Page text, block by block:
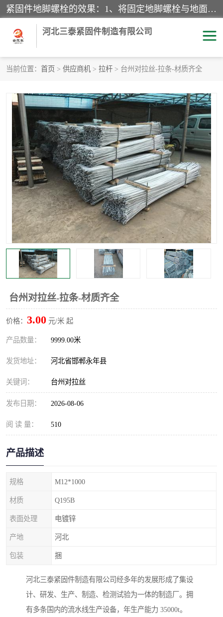
紧固件地脚螺栓的效果：1、将固定地脚螺栓与地面用水泥等物品灌溉在一起，可用来固定较小振荡和冲击的设备。2、活动地脚是一种可拆卸的地脚螺栓，可以固定有激烈振荡和冲击的大型机器设备。3、胀锚地脚螺栓用于固定比较简略且重量轻的设备，辅佐设备长期处于静止状态下。4、粘接地脚螺栓为一种使用广泛且常见的设备，它也是用来固定简略设备的小件。
河北三泰紧固件制造有限公司
当前位置： 首页 > 供应商机 > 拉杆 > 台州对拉丝-拉条-材质齐全
台州对拉丝-拉条-材质齐全
价格： 3.00 元/米 起
产品数量： 9999.00米
发货地址： 河北省邯郸永年县
关键词： 台州对拉丝
发布日期： 2026-08-06
阅 读 量： 510
产品描述
规格 M12*1000
材质 Q195B
表面处理 电镀锌
产地 河北
包装 捆
河北三泰紧固件制造有限公司经多年的发展形成了集设
计、研发、生产、制造、检测试验为一体的制造厂。拥
有多条国内的流水线生产设备，年生产能力 35000t。
焊钉 拉杆
螺栓 悬挑梁拉杆
高强度